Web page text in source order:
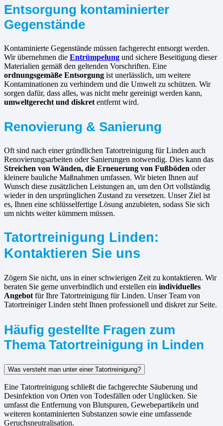
Entsorgung kontaminierter
Gegenstände
Kontaminierte Gegenstände müssen fachgerecht entsorgt werden.
Wir übernehmen die Entrümpelung und sichere Beseitigung dieser
Materialien gemäß den geltenden Vorschriften. Eine
ordnungsgemäße Entsorgung ist unerlässlich, um weitere
Kontaminationen zu verhindern und die Umwelt zu schützen. Wir
sorgen dafür, dass alles, was nicht mehr gereinigt werden kann,
umweltgerecht und diskret entfernt wird.
Renovierung & Sanierung
Oft sind nach einer gründlichen Tatortreinigung für Linden auch
Renovierungsarbeiten oder Sanierungen notwendig. Dies kann das
Streichen von Wänden, die Erneuerung von Fußböden oder
kleinere bauliche Maßnahmen umfassen. Wir bieten Ihnen auf
Wunsch diese zusätzlichen Leistungen an, um den Ort vollständig
wieder in den ursprünglichen Zustand zu versetzen. Unser Ziel ist
es, Ihnen eine schlüsselfertige Lösung anzubieten, sodass Sie sich
um nichts weiter kümmern müssen.
Tatortreinigung Linden:
Kontaktieren Sie uns
Zögern Sie nicht, uns in einer schwierigen Zeit zu kontaktieren. Wir
beraten Sie gerne unverbindlich und erstellen ein individuelles
Angebot für Ihre Tatortreinigung für Linden. Unser Team von
Tatortreiniger Linden steht Ihnen professionell und diskret zur Seite.
Häufig gestellte Fragen zum
Thema Tatortreinigung in Linden
Was versteht man unter einer Tatortreinigung?
Eine Tatortreinigung schließt die fachgerechte Säuberung und
Desinfektion von Orten von Todesfällen oder Unglücken. Sie
umfasst die Entfernung von Blutspuren, Gewebepartikeln und
weiteren kontaminierten Substanzen sowie eine umfassende
Geruchsneutralisation.